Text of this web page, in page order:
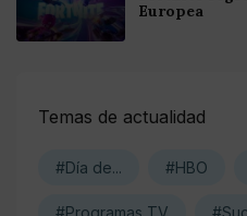
Europea
Temas de actualidad
#Día de... #HBO
#Programas TV